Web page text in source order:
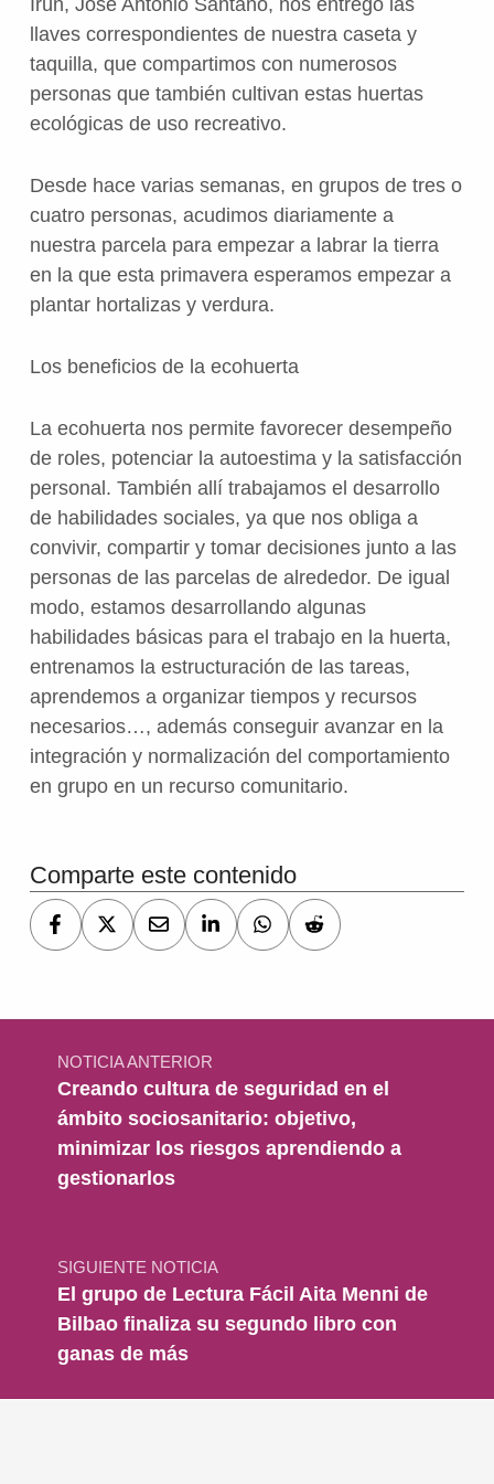
llaves correspondientes de nuestra caseta y
taquilla, que compartimos con numerosos
personas que también cultivan estas huertas
ecológicas de uso recreativo.
Desde hace varias semanas, en grupos de tres o
cuatro personas, acudimos diariamente a
nuestra parcela para empezar a labrar la tierra
en la que esta primavera esperamos empezar a
plantar hortalizas y verdura.
Los beneficios de la ecohuerta
La ecohuerta nos permite favorecer desempeño
de roles, potenciar la autoestima y la satisfacción
personal. También allí trabajamos el desarrollo
de habilidades sociales, ya que nos obliga a
convivir, compartir y tomar decisiones junto a las
personas de las parcelas de alrededor. De igual
modo, estamos desarrollando algunas
habilidades básicas para el trabajo en la huerta,
entrenamos la estructuración de las tareas,
aprendemos a organizar tiempos y recursos
necesarios…, además conseguir avanzar en la
integración y normalización del comportamiento
en grupo en un recurso comunitario.
Volver a la navegación principal
Comparte este contenido
Navegación de entradas
NOTICIA ANTERIOR
Creando cultura de seguridad en el
ámbito sociosanitario: objetivo,
minimizar los riesgos aprendiendo a
gestionarlos
SIGUIENTE NOTICIA
El grupo de Lectura Fácil Aita Menni de
Bilbao finaliza su segundo libro con
ganas de más